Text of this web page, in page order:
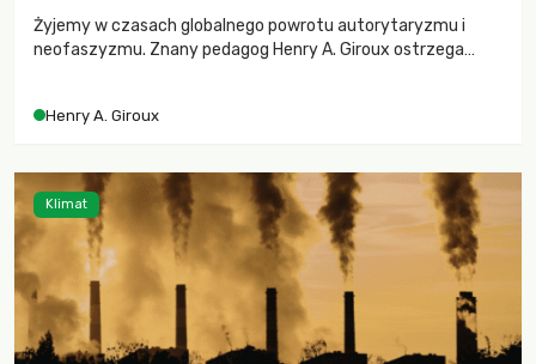
Żyjemy w czasach globalnego powrotu autorytaryzmu i
neofaszyzmu. Znany pedagog Henry A. Giroux ostrzega
wychowają świadomych obywateli?
Henry A. Giroux
Klimat